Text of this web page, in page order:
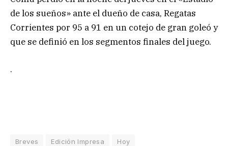
de los sueños» ante el dueño de casa, Regatas
Corrientes por 95 a 91 en un cotejo de gran goleó y
que se definió en los segmentos finales del juego.
.
Breves Edición Impresa Hoy